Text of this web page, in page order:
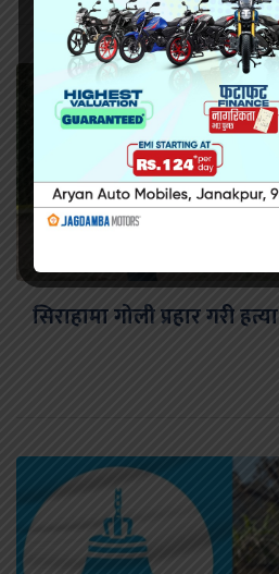
सिराहामा गोली प्रहार गरी हत्या